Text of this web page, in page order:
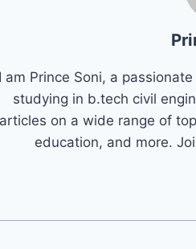
I am Prince Soni, a
studying in b.tech civil
articles on a wide range of
education, and more.